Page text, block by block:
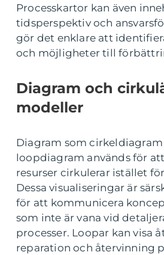
Processkartor kan även
tidsperspektiv och
gör det enklare att
och möjligheter till
Diagram och
modeller
Diagram som
loopdiagram används för
resurser cirkulerar istället
Dessa visualiseringar är
för att kommunicera
som inte är vana vid
processer. Loopar kan visa
reparation och återvinning